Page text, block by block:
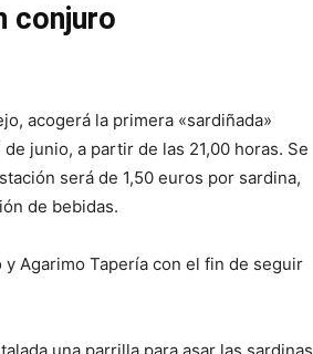
conjuro
acogerá la primera «sardiñada»
junio, a partir de las 21,00 horas. Se
será de 1,50 euros por sardina,
de bebidas.
Agarimo Tapería con el fin de seguir